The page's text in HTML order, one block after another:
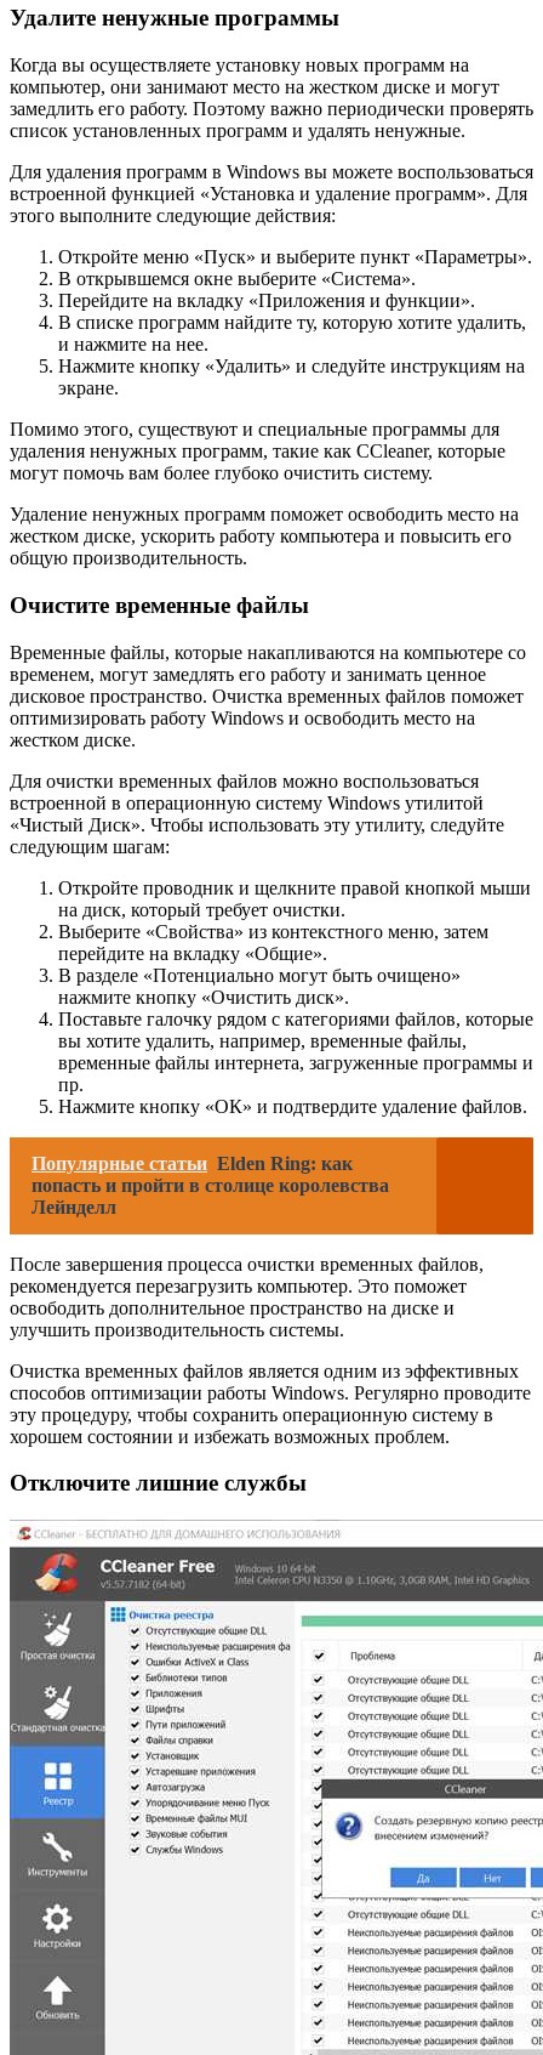
Удалите ненужные программы
Когда вы осуществляете установку новых программ на
компьютер, они занимают место на жестком диске и могут
замедлить его работу. Поэтому важно периодически проверять
список установленных программ и удалять ненужные.
Для удаления программ в Windows вы можете воспользоваться
встроенной функцией «Установка и удаление программ». Для
этого выполните следующие действия:
Откройте меню «Пуск» и выберите пункт «Параметры».
В открывшемся окне выберите «Система».
Перейдите на вкладку «Приложения и функции».
В списке программ найдите ту, которую хотите удалить,
и нажмите на нее.
Нажмите кнопку «Удалить» и следуйте инструкциям на
экране.
Помимо этого, существуют и специальные программы для
удаления ненужных программ, такие как CCleaner, которые
могут помочь вам более глубоко очистить систему.
Удаление ненужных программ поможет освободить место на
жестком диске, ускорить работу компьютера и повысить его
общую производительность.
Очистите временные файлы
Временные файлы, которые накапливаются на компьютере со
временем, могут замедлять его работу и занимать ценное
дисковое пространство. Очистка временных файлов поможет
оптимизировать работу Windows и освободить место на
жестком диске.
Для очистки временных файлов можно воспользоваться
встроенной в операционную систему Windows утилитой
«Чистый Диск». Чтобы использовать эту утилиту, следуйте
следующим шагам:
Откройте проводник и щелкните правой кнопкой мыши
на диск, который требует очистки.
Выберите «Свойства» из контекстного меню, затем
перейдите на вкладку «Общие».
В разделе «Потенциально могут быть очищено»
нажмите кнопку «Очистить диск».
Поставьте галочку рядом с категориями файлов, которые
вы хотите удалить, например, временные файлы,
временные файлы интернета, загруженные программы и
пр.
Нажмите кнопку «ОК» и подтвердите удаление файлов.
Популярные статьи Elden Ring: как
попасть и пройти в столице королевства
Лейнделл
После завершения процесса очистки временных файлов,
рекомендуется перезагрузить компьютер. Это поможет
освободить дополнительное пространство на диске и
улучшить производительность системы.
Очистка временных файлов является одним из эффективных
способов оптимизации работы Windows. Регулярно проводите
эту процедуру, чтобы сохранить операционную систему в
хорошем состоянии и избежать возможных проблем.
Отключите лишние службы